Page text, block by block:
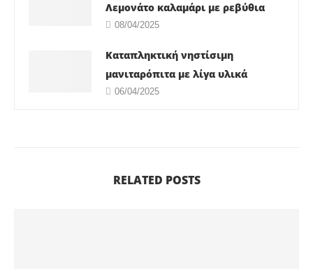
Λεμονάτο καλαμάρι με ρεβύθια
08/04/2025
Καταπληκτική νηστίσιμη
μανιταρόπιτα με λίγα υλικά
06/04/2025
RELATED POSTS